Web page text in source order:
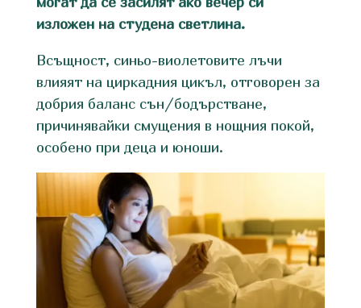
изложен на студена светлина.
Всъщност, синьо-виолетовите лъчи
влияят на циркадния цикъл, отговорен за
добрия баланс сън/бодърстване,
причинявайки смущения в нощния покой,
особено при деца и юноши.